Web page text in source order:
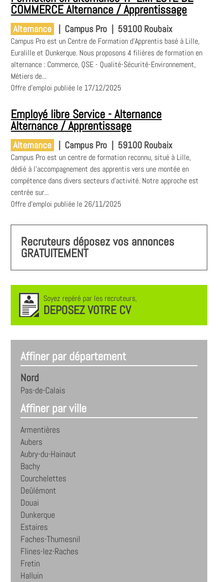
COMMERCE Alternance / Apprentissage
Alternance | Campus Pro | 59100 Roubaix
Campus Pro est un Centre de Formation d'Apprentis basé à Lille,
Euralille et Dunkerque. Nous proposons 4 filières de formation en
alternance : Commerce, QSE - Qualité-Sécurité-Environnement,
Métiers de...
Offre d'emploi publiée le 17/12/2025
Employé libre Service - Alternance
Alternance / Apprentissage
Alternance | Campus Pro | 59100 Roubaix
Campus Pro est un centre de formation reconnu, situé à Lille,
dédié à l'accompagnement des apprentis vers une montée en
compétence dans divers secteurs d'activité. Notre approche est
centrée sur...
Offre d'emploi publiée le 26/11/2025
Recruteurs déposez vos annonces
GRATUITEMENT
Soyez repéré par les recruteurs,
DEPOSEZ VOTRE CV
Affiner par département
Nord
Pas-de-Calais
Affiner par ville
Armentières
Aubers
Aubry-du-Hainaut
Bachy
Courchelettes
Deûlémont
Douai
Dunkerque
Estaires
Faches-Thumesnil
Flines-lez-Raches
Fretin
Halluin